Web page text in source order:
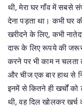
थी, मेरा घर गाँव में सबसे
देना पड़ता था। कभी घर
खरीदने के लिए, कभी
दारू के लिए रूपये की
करने पर भी काम न चलता
और चीज एक बार हाथ से
इनमें से कितने ही खर्चों
थी, वह दिल खोलकर खर्च